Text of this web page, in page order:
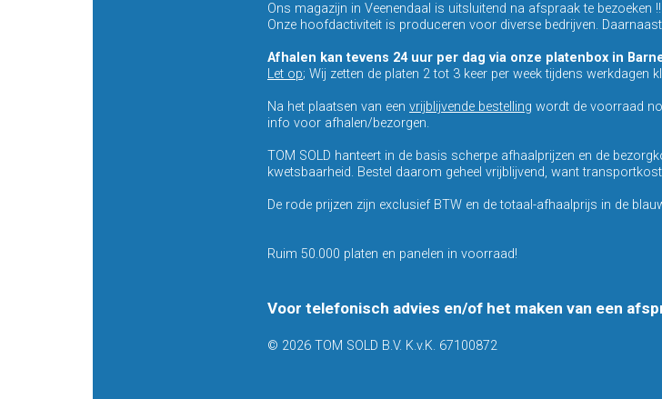
Ons magazijn in Veenendaal is uitsluitend na afspraak te bezoeken !!
Onze hoofdactiviteit is produceren voor diverse bedrijven.
Afhalen kan tevens 24 uur per dag via onze platenbox in
Let op; Wij zetten de platen 2 tot 3 keer per week tijdens werkdagen
Na het plaatsen van een vrijblijvende bestelling wordt de voorraad
info voor afhalen/bezorgen.
TOM SOLD hanteert in de basis scherpe afhaalprijzen en de
kwetsbaarheid. Bestel daarom geheel vrijblijvend, want
De rode prijzen zijn exclusief BTW en de totaal-afhaalprijs in de
Ruim 50.000 platen en panelen in voorraad!
Voor telefonisch advies en/of het maken van een
© 2026 TOM SOLD B.V. K.v.K. 67100872